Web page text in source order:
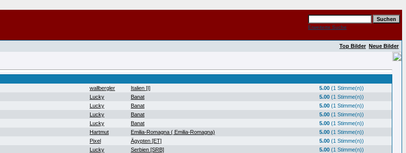
Erweiterte Suche
Top Bilder Neue Bilder
wallbergler Italien [I] 5.00 (1 Stimme(n))
Lucky Banat 5.00 (1 Stimme(n))
Lucky Banat 5.00 (1 Stimme(n))
Lucky Banat 5.00 (1 Stimme(n))
Lucky Banat 5.00 (1 Stimme(n))
Hartmut Emilia-Romagna ( Emilia-Romagna) 5.00 (1 Stimme(n))
Pixel Ägypten [ET] 5.00 (1 Stimme(n))
Lucky Serbien [SRB] 5.00 (1 Stimme(n))